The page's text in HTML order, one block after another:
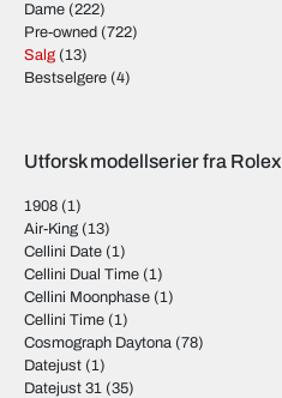
Dame (222)
Pre-owned (722)
Salg (13)
Bestselgere (4)
Utforsk modellserier fra Rolex
1908 (1)
Air-King (13)
Cellini Date (1)
Cellini Dual Time (1)
Cellini Moonphase (1)
Cellini Time (1)
Cosmograph Daytona (78)
Datejust (1)
Datejust 31 (35)